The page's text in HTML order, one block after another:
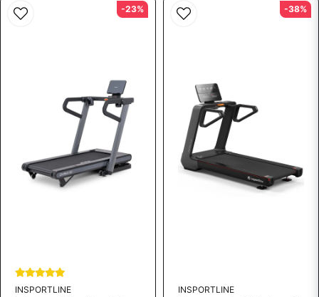
INSPORTLINE
-23%
INSPORTLINE
-38%